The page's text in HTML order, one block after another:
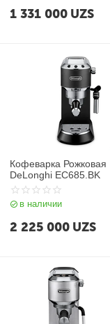
1 331 000 UZS
Кофеварка Рожковая
DeLonghi EC685.BK
в наличии
2 225 000 UZS